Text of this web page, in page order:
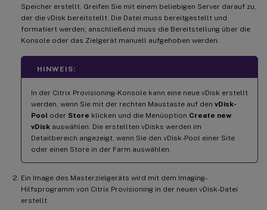
Speicher erstellt. Greifen Sie mit einem beliebigen Server darauf zu,
der die vDisk bereitstellt. Die Datei muss bereitgestellt und
formatiert werden; anschließend muss die Bereitstellung über die
Konsole oder das Zielgerät manuell aufgehoben werden.
HINWEIS:
In der Citrix Provisioning-Konsole kann eine neue vDisk erstellt
werden, wenn Sie mit der rechten Maustaste auf den vDisk-
Pool oder Store klicken und die Menüoption Create new
vDisk auswählen. Die erstellten vDisks werden im
Detailbereich angezeigt, wenn Sie den vDisk-Pool einer Site
oder einen Store in der Farm auswählen.
Ein Image des Masterzielgeräts wird mit dem Imaging-
Hilfsprogramm von Citrix Provisioning in der neuen vDisk-Datei
erstellt.